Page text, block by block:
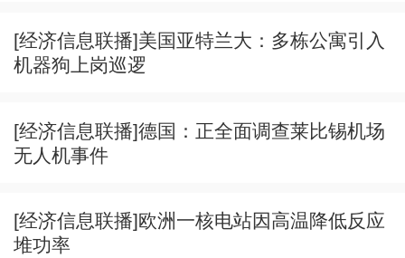
掃一掃下載 掃一掃關注 掃一掃關注
[经济信息联播]美国亚特兰大：多栋公寓引入
机器狗上岗巡逻
[经济信息联播]德国：正全面调查莱比锡机场
无人机事件
[经济信息联播]欧洲一核电站因高温降低反应
堆功率